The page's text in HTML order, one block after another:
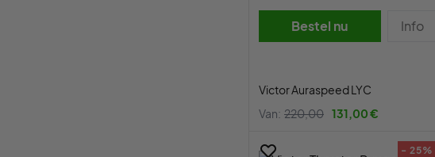
Bestel nu Info
Victor Auraspeed LYC
Van: 220,00 131,00 €
- 25%